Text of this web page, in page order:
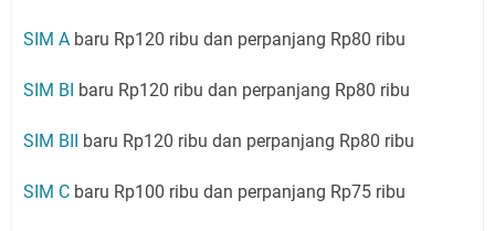
SIM A baru Rp120 ribu dan perpanjang Rp80 ribu
SIM BI baru Rp120 ribu dan perpanjang Rp80 ribu
SIM BII baru Rp120 ribu dan perpanjang Rp80 ribu
SIM C baru Rp100 ribu dan perpanjang Rp75 ribu